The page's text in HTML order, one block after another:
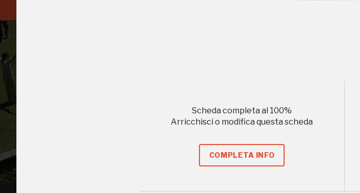
Scheda completa al 100%
Arricchisci o modifica questa scheda
COMPLETA INFO